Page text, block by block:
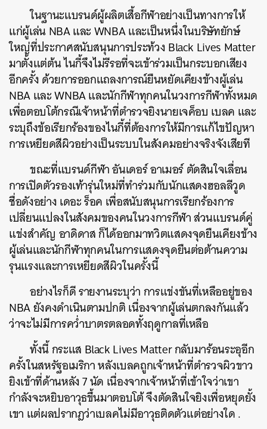
ในฐานะแบรนด์ผู้ผลิตเสื้อกีฬาอย่างเป็นทางการให้
แก่ผู้เล่น NBA และ WNBA และเป็นหนึ่งในบริษัทยักษ์
ใหญ่ที่ประกาศสนับสนุนการประท้วง Black Lives Matter
มาตั้งแต่ต้น ไนกี้จึงไม่รีรอที่จะเข้าร่วมเป็นกระบอกเสียง
อีกครั้ง ด้วยการออกแถลงการณ์ยืนหยัดเคียงข้างผู้เล่น
NBA และ WNBA และนักกีฬาทุกคนในวงการกีฬาทั้งหมด
เพื่อตอบโต้กรณีเจ้าหน้าที่ตำรวจยิงนายเจค็อบ เบลค และ
ระบุถึงข้อเรียกร้องของไนกี้ที่ต้องการให้มีการแก้ไขปัญหา
การเหยียดสีผิวอย่างเป็นระบบในสังคมอย่างจริงจังเสียที
ขณะที่แบรนด์กีฬา อันเดอร์ อาเมอร์ ตัดสินใจเลื่อน
การเปิดตัวรองเท้ารุ่นใหม่ที่ทำร่วมกับนักแสดงฮอลลีวูด
ชื่อดังอย่าง เดอะ ร็อค เพื่อสนับสนุนการเรียกร้องการ
เปลี่ยนแปลงในสังคมของคนในวงการกีฬา ส่วนแบรนด์คู่
แข่งสำคัญ อาดิดาส ก็ได้ออกมาทวิตแสดงจุดยืนเคียงข้าง
ผู้เล่นและนักกีฬาทุกคนในการแสดงจุดยืนต่อต้านความ
รุนแรงและการเหยียดสีผิวในครั้งนี้
อย่างไรก็ดี รายงานระบุว่า การแข่งขันที่เหลืออยู่ของ
NBA ยังคงดำเนินตามปกติ เนื่องจากผู้เล่นตกลงกันแล้ว
ว่าจะไม่มีการคว่ำบาตรตลอดทั้งฤดูกาลที่เหลือ
ทั้งนี้ กระแส Black Lives Matter กลับมาร้อนระอุอีก
ครั้งในสหรัฐอเมริกา หลังเบลคถูกเจ้าหน้าที่ตำรวจผิวขาว
ยิงเข้าที่ด้านหลัง 7 นัด เนื่องจากเจ้าหน้าที่เข้าใจว่าเขา
กำลังจะหยิบอาวุธขึ้นมาตอบโต้ จึงตัดสินใจยิงเพื่อหยุดยั้ง
เขา แต่ผลปรากฎว่าเบลคไม่มีอาวุธติดตัวแต่อย่างใด.
ค้นหา
SHARE TWEET LINE EMAIL